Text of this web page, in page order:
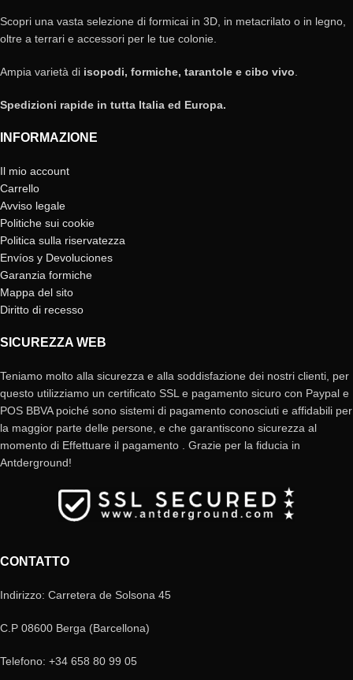
Scopri una vasta selezione di formicai in 3D, in metacrilato o in legno,
oltre a terrari e accessori per le tue colonie.
Ampia varietà di isopodi, formiche, tarantole e cibo vivo
Spedizioni rapide in tutta Italia ed Europa.
INFORMAZIONE
Il mio account
Carrello
Avviso legale
Politiche sui cookie
Politica sulla riservatezza
Envíos y Devoluciones
Garanzia formiche
Mappa del sito
Diritto di recesso
SICUREZZA WEB
Teniamo molto alla sicurezza e alla soddisfazione dei nostri clienti, per
questo utilizziamo un certificato SSL e pagamento sicuro con Paypal e
POS BBVA poiché sono sistemi di pagamento conosciuti e affidabili per
la maggior parte delle persone, e che garantiscono sicurezza al
momento di Effettuare il pagamento . Grazie per la fiducia in
Antderground!
CONTATTO
Indirizzo: Carretera de Solsona 45
C.P 08600 Berga (Barcellona)
Telefono: +34 658 80 99 05